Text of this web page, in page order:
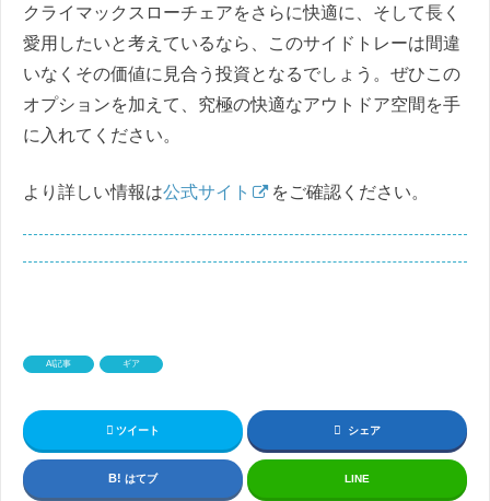
クライマックスローチェアをさらに快適に、そして長く
愛用したいと考えているなら、このサイドトレーは間違
いなくその価値に見合う投資となるでしょう。ぜひこの
オプションを加えて、究極の快適なアウトドア空間を手
に入れてください。
より詳しい情報は公式サイト をご確認ください。
AI記事 ギア
ツイート シェア
はてブ LINE